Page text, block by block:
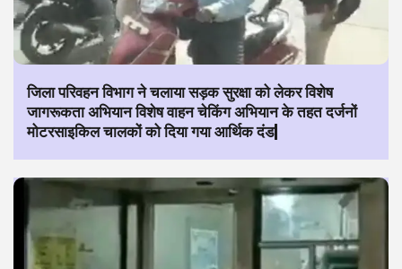
जिला परिवहन विभाग ने चलाया सड़क सुरक्षा को लेकर विशेष
जागरूकता अभियान विशेष वाहन चेकिंग अभियान के तहत दर्जनों
मोटरसाइकिल चालकों को दिया गया आर्थिक दंड|